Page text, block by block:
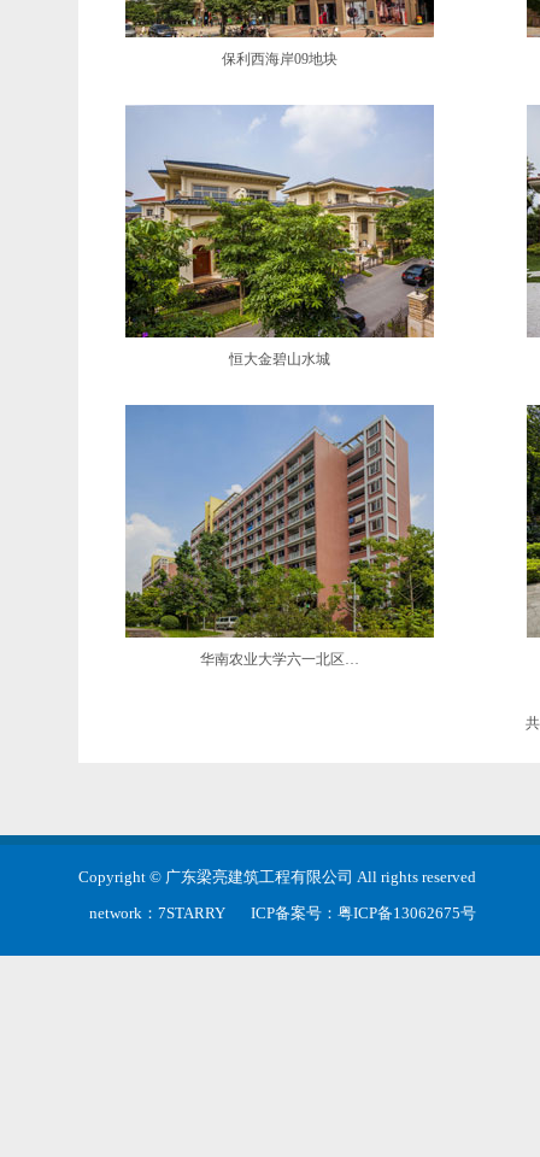
保利西海岸09地块
恒大金碧山水城
华南农业大学六一北区…
共
Copyright © 广东梁亮建筑工程有限公司 All rights reserved
network： 7STARRY ICP备案号： 粤ICP备13062675号